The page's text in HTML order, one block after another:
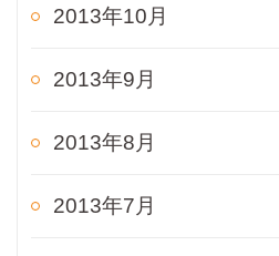
2013年10月
2013年9月
2013年8月
2013年7月